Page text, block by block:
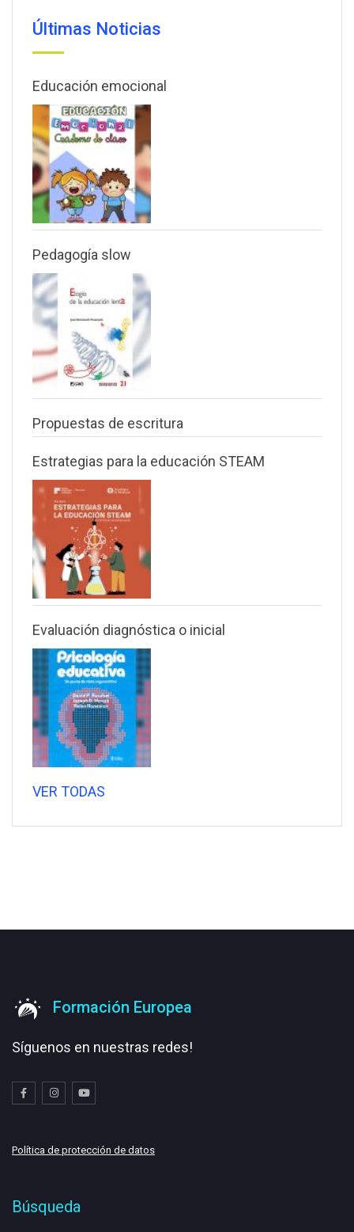
Últimas Noticias
Educación emocional
Pedagogía slow
Propuestas de escritura
Estrategias para la educación STEAM
Evaluación diagnóstica o inicial
VER TODAS
Formación Europea
Síguenos en nuestras redes!
Política de protección de datos
Búsqueda